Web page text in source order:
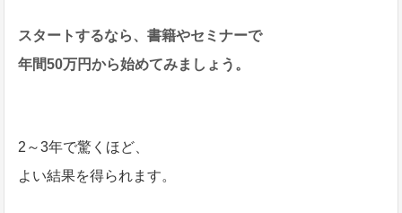
スタートするなら、書籍やセミナーで
年間50万円から始めてみましょう。
2～3年で驚くほど、
よい結果を得られます。